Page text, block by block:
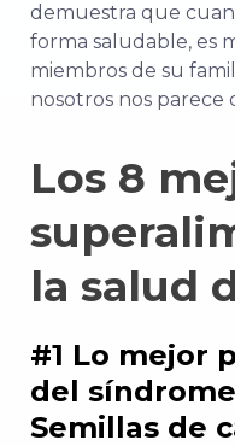
demuestra que
forma saludable, es
miembros de su
nosotros nos parece
Los 8
la salud
#1 Lo mejor
del
Semillas de